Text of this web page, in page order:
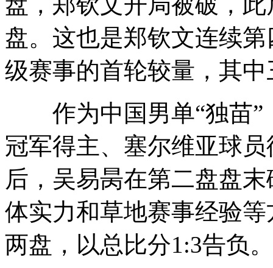
盘。这也是郑钦文连续
级赛事的首轮较量，其
作为中国男单“独苗”
冠军得主、塞尔维亚球
后，吴易昺在第二盘盘
体实力和草地赛事经验
两盘，以总比分1:3告负